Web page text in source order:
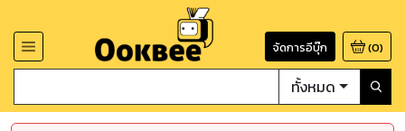
จัดการอีบุ๊ก (0)
ทั้งหมด